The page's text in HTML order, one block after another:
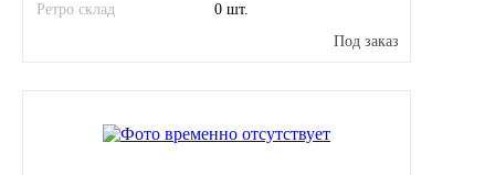
Ретро склад
0 шт.
Под заказ